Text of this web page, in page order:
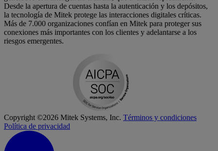
Desde la apertura de cuentas hasta la autenticación y los depósitos,
la tecnología de Mitek protege las interacciones digitales críticas.
Más de 7.000 organizaciones confían en Mitek para proteger sus
conexiones más importantes con los clientes y adelantarse a los
riesgos emergentes.
Copyright ©2026 Mitek Systems, Inc. Términos y condiciones
Política de privacidad